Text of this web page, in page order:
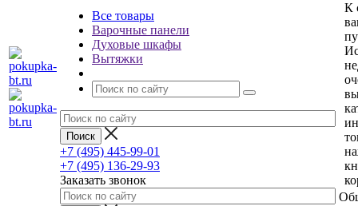
Все товары
Варочные панели
Духовые шкафы
Вытяжки
+7 (495) 445-99-01
+7 (495) 136-29-93
Заказать звонок
К